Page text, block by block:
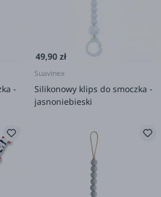
-
49,90 zł
Suavinex
Silikonowy klips do smoczka -
jasnoniebieski